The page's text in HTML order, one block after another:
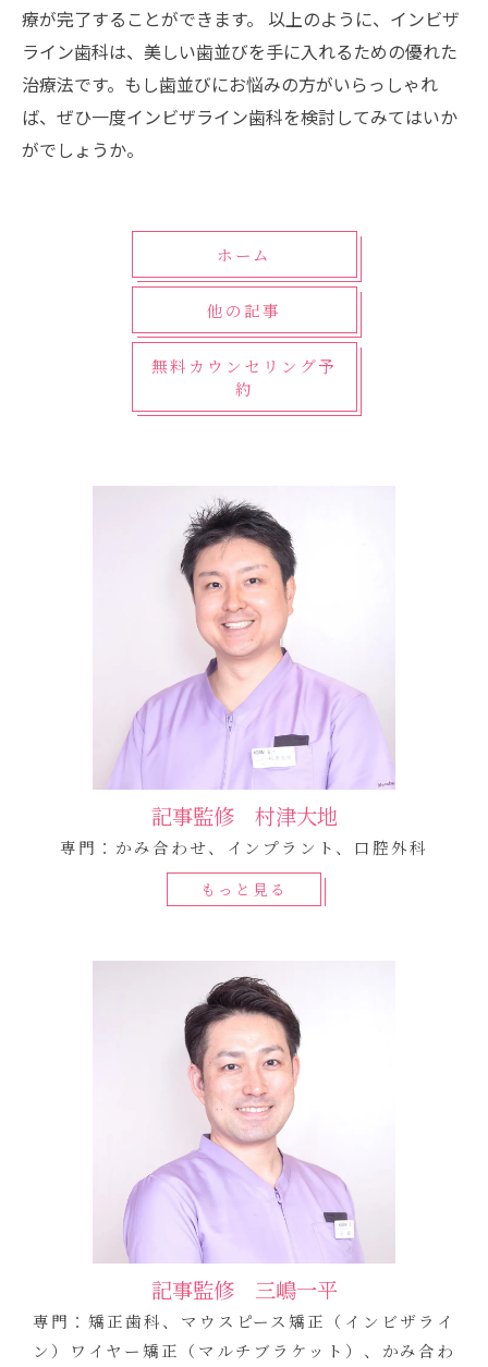
療が完了することができます。 以上のように、インビザ
ライン歯科は、美しい歯並びを手に入れるための優れた
治療法です。もし歯並びにお悩みの方がいらっしゃれ
ば、ぜひ一度インビザライン歯科を検討してみてはいか
がでしょうか。
ホーム
他の記事
無料カウンセリング予
約
記事監修 村津大地
専門：かみ合わせ、インプラント、口腔外科
もっと見る
記事監修 三嶋一平
専門：矯正歯科、マウスピース矯正（インビザライ
ン）ワイヤー矯正（マルチブラケット）、かみ合わ